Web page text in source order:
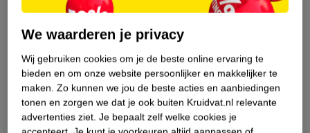
Impact Score.
Bestel & Bezorginformatie
Bekijk ook
We waarderen je privacy
Wij gebruiken cookies om je de beste online ervaring te
bieden en om onze website persoonlijker en makkelijker te
maken. Zo kunnen we jou de beste acties en aanbiedingen
tonen en zorgen we dat je ook buiten Kruidvat.nl relevante
advertenties ziet. Je bepaalt zelf welke cookies je